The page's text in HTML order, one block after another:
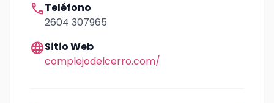
callTeléfono
2604 307965
languageSitio Web
complejodelcerro.com/